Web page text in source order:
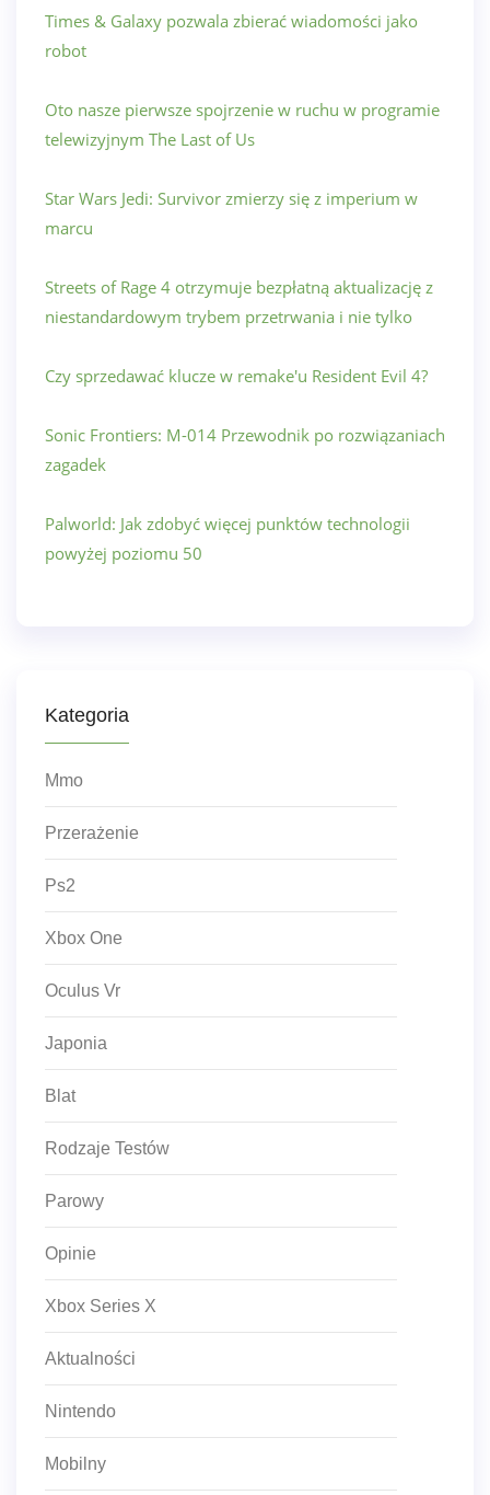
Times & Galaxy pozwala zbierać wiadomości jako
robot
Oto nasze pierwsze spojrzenie w ruchu w programie
telewizyjnym The Last of Us
Star Wars Jedi: Survivor zmierzy się z imperium w
marcu
Streets of Rage 4 otrzymuje bezpłatną aktualizację z
niestandardowym trybem przetrwania i nie tylko
Czy sprzedawać klucze w remake'u Resident Evil 4?
Sonic Frontiers: M-014 Przewodnik po rozwiązaniach
zagadek
Palworld: Jak zdobyć więcej punktów technologii
powyżej poziomu 50
Kategoria
Mmo
Przerażenie
Ps2
Xbox One
Oculus Vr
Japonia
Blat
Rodzaje Testów
Parowy
Opinie
Xbox Series X
Aktualności
Nintendo
Mobilny